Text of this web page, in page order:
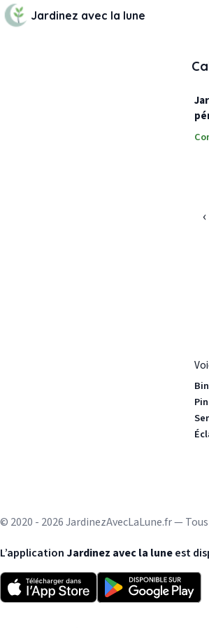
Jardinez avec la lune
‹
© 2020 - 2026 JardinezAvecLaLune.fr —
L’application Jardinez avec la luneest